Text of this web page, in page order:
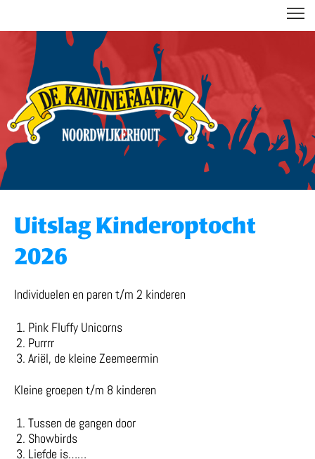
Uitslag Kinderoptocht
2026
Individuelen en paren t/m 2 kinderen
Pink Fluffy Unicorns
⁠Purrrr
⁠Ariël, de kleine Zeemeermin
Kleine groepen t/m 8 kinderen
Tussen de gangen door
⁠Showbirds
⁠Liefde is……